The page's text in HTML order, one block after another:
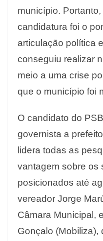
município.
candidatura foi o
articulação política
conseguiu realizar
meio a uma crise
que o município foi
O candidato do
governista a
lidera todas as
vantagem sobre os
posicionados até
vereador Jorge
Câmara Municipal,
Gonçalo (Mobiliza),